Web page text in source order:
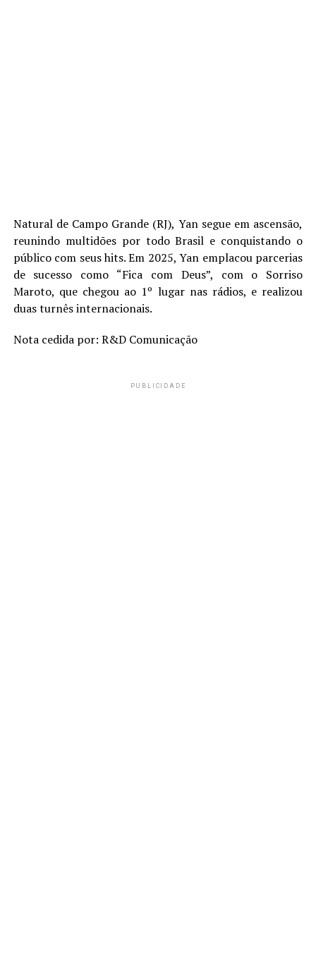
Natural de Campo Grande (RJ), Yan segue em ascensão,
reunindo multidões por todo Brasil e conquistando o
público com seus hits. Em 2025, Yan emplacou parcerias
de sucesso como “Fica com Deus”, com o Sorriso
Maroto, que chegou ao 1º lugar nas rádios, e realizou
duas turnês internacionais.
Nota cedida por: R&D Comunicação
PUBLICIDADE